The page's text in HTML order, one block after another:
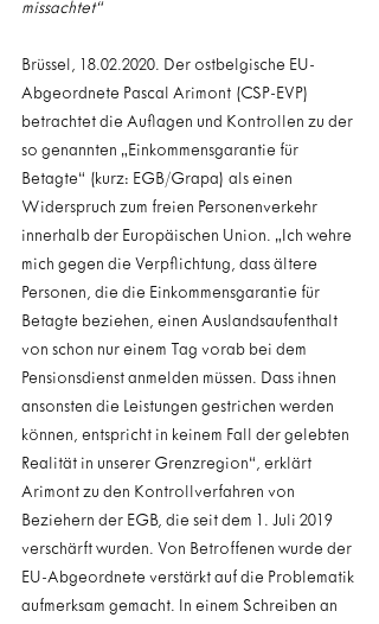
missachtet“
Brüssel, 18.02.2020. Der ostbelgische EU-
Abgeordnete Pascal Arimont (CSP-EVP)
betrachtet die Auflagen und Kontrollen zu der
so genannten „Einkommensgarantie für
Betagte“ (kurz: EGB/Grapa) als einen
Widerspruch zum freien Personenverkehr
innerhalb der Europäischen Union. „Ich wehre
mich gegen die Verpflichtung, dass ältere
Personen, die die Einkommensgarantie für
Betagte beziehen, einen Auslandsaufenthalt
von schon nur einem Tag vorab bei dem
Pensionsdienst anmelden müssen. Dass ihnen
ansonsten die Leistungen gestrichen werden
können, entspricht in keinem Fall der gelebten
Realität in unserer Grenzregion“, erklärt
Arimont zu den Kontrollverfahren von
Beziehern der EGB, die seit dem 1. Juli 2019
verschärft wurden. Von Betroffenen wurde der
EU-Abgeordnete verstärkt auf die Problematik
aufmerksam gemacht. In einem Schreiben an